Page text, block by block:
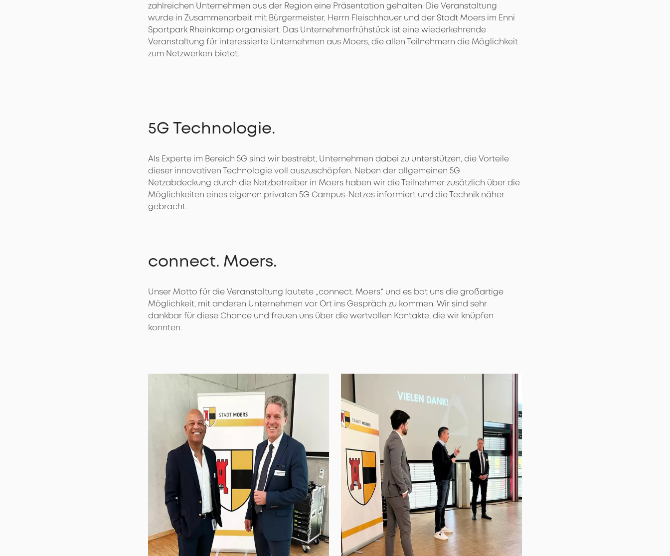
zahlreichen Unternehmen aus der Region eine Präsentation gehalten. Die Veranstaltung
wurde in Zusammenarbeit mit Bürgermeister, Herrn Fleischhauer und der Stadt Moers im Enni
Sportpark Rheinkamp organisiert. Das Unternehmerfrühstück ist eine wiederkehrende
Veranstaltung für interessierte Unternehmen aus Moers, die allen Teilnehmern die Möglichkeit
zum Netzwerken bietet.
5G Technologie.
Als Experte im Bereich 5G sind wir bestrebt, Unternehmen dabei zu unterstützen, die Vorteile
dieser innovativen Technologie voll auszuschöpfen. Neben der allgemeinen 5G
Netzabdeckung durch die Netzbetreiber in Moers haben wir die Teilnehmer zusätzlich über die
Möglichkeiten eines eigenen privaten 5G Campus-Netzes informiert und die Technik näher
gebracht.
connect. Moers.
Unser Motto für die Veranstaltung lautete „connect. Moers.“ und es bot uns die großartige
Möglichkeit, mit anderen Unternehmen vor Ort ins Gespräch zu kommen. Wir sind sehr
dankbar für diese Chance und freuen uns über die wertvollen Kontakte, die wir knüpfen
konnten.